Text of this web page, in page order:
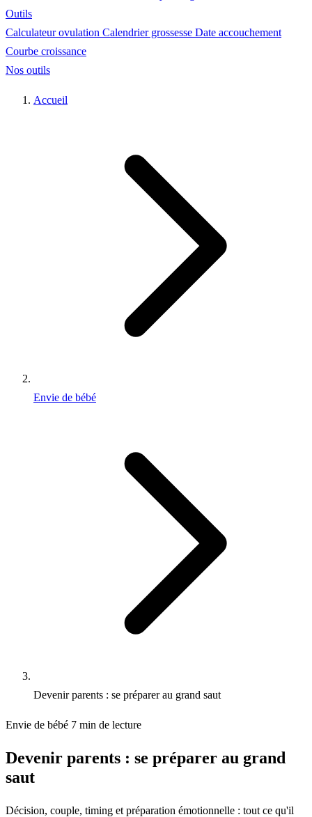
Outils
Calculateur ovulation Calendrier grossesse Date accouchement
Courbe croissance
Nos outils
Accueil
Envie de bébé
Devenir parents : se préparer au grand saut
Envie de bébé 7 min de lecture
Devenir parents : se préparer au grand
saut
Décision, couple, timing et préparation émotionnelle : tout ce qu'il